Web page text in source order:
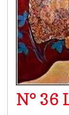
N° 36